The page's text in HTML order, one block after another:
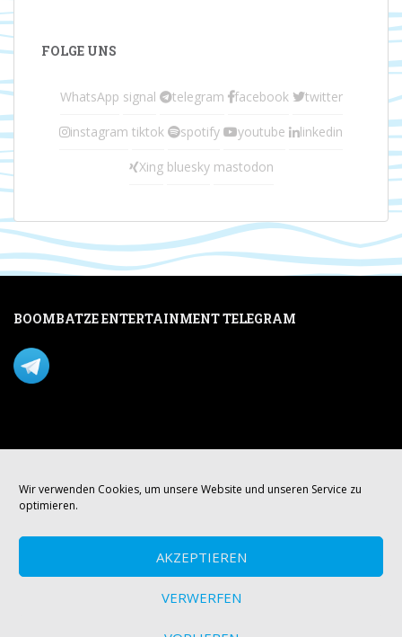
Wir verwenden Cookies, um unsere Website und unseren Service zu
optimieren.
AKZEPTIEREN
VERWERFEN
FOLGE UNS
WhatsApp signal telegram facebook twitter
instagram tiktok spotify youtube linkedin
Xing bluesky mastodon
BOOMBATZE ENTERTAINMENT TELEGRAM